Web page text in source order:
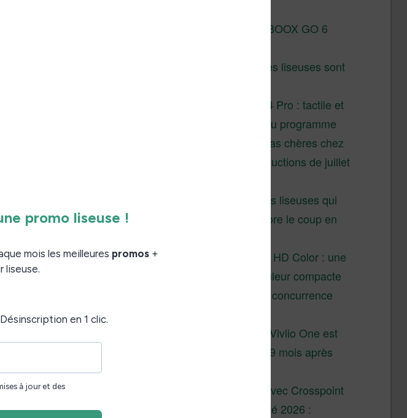
Test de la BOOX GO 6
Pourquoi les liseuses sont
XTEINK X4 Pro : tactile et
éclairage au programme
Liseuses pas chères chez
Vivlio – réductions de juillet
3 anciennes liseuses qui
valent encore le coup en
Vivlio Light HD Color : une
liseuse couleur compacte
à prix défiant toute concurrence
La liseuse Vivlio One est
un succès 9 mois après
XTEINK X4 : test avec Crosspoint
Soldes d’été 2026 :